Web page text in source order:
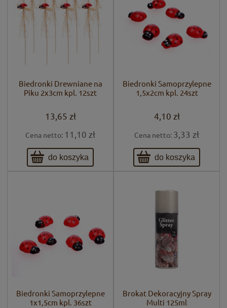
Biedronki Drewniane na
Piku 2x3cm kpl. 12szt
13,65 zł
Cena netto: 11,10 zł
do koszyka
Biedronki Samoprzylepne
1,5x2cm kpl. 24szt
4,10 zł
Cena netto: 3,33 zł
do koszyka
Biedronki Samoprzylepne
1x1,5cm kpl. 36szt
Brokat Dekoracyjny Spray
Multi 125ml